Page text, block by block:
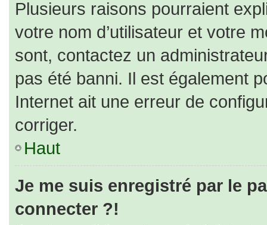
Plusieurs raisons pourraient
votre nom d’utilisateur et votre
sont, contactez un
pas été banni. Il est également
Internet ait une erreur de
corriger.
Haut
Je me suis enregistré par le
connecter ?!